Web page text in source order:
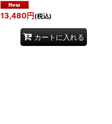
13,480円 (税込)
カートに入れる